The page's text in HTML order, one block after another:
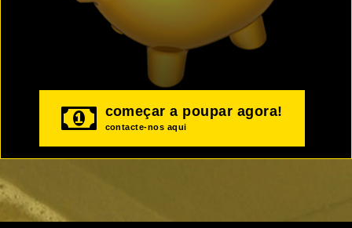
começar a poupar agora!
contacte-nos aqui